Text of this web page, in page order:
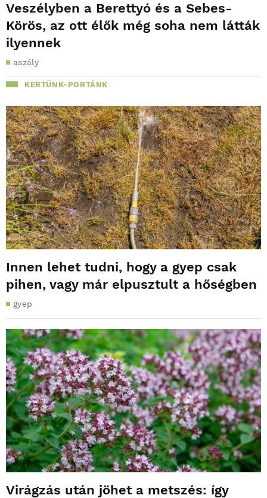
Veszélyben a Berettyó és a Sebes-
Körös, az ott élők még soha nem látták
ilyennek
aszály
KERTÜNK-PORTÁNK
Innen lehet tudni, hogy a gyep csak
pihen, vagy már elpusztult a hőségben
gyep
Virágzás után jöhet a metszés: így